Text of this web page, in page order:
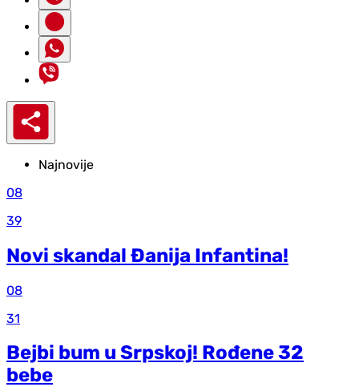
Najnovije
08
39
Novi skandal Đanija Infantina!
08
31
Bejbi bum u Srpskoj! Rođene 32
bebe